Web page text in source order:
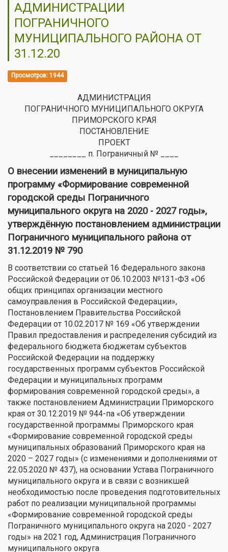
АДМИНИСТРАЦИИ
ПОГРАНИЧНОГО
МУНИЦИПАЛЬНОГО РАЙОНА ОТ
31.12.20
Просмотров: 1944
АДМИНИСТРАЦИЯ
ПОГРАНИЧНОГО МУНИЦИПАЛЬНОГО ОКРУГА
ПРИМОРСКОГО КРАЯ
ПОСТАНОВЛЕНИЕ
ПРОЕКТ
________ п. Пограничный № ____
О внесении изменений в муниципальную
программу «Формирование современной
городской среды Пограничного
муниципального округа на 2020 - 2027 годы»,
утверждённую постановлением администрации
Пограничного муниципального района от
31.12.2019 № 790
В соответствии со статьей 16 Федерального закона
Российской Федерации от 06.10.2003 №131-ФЗ «Об
общих принципах организации местного
самоуправления в Российской Федерации»,
Постановлением Правительства Российской
Федерации от 10.02.2017 № 169 «Об утверждении
Правил предоставления и распределения субсидий из
федерального бюджета бюджетам субъектов
Российской Федерации на поддержку
государственных программ субъектов Российской
Федерации и муниципальных программ
формирования современной городской среды», а
также постановлением Администрации Приморского
края от 30.12.2019 № 944-па «Об утверждении
государственной программы Приморского края
«Формирование современной городской среды
муниципальных образований Приморского края на
2020 – 2027 годы» (с изменениями и дополнениями от
22.05.2020 № 437), на основании Устава Пограничного
муниципального округа и в связи с возникшей
необходимостью после проведения подготовительных
работ по реализации муниципальной программы
«Формирование современной городской среды
Пограничного муниципального округа на 2020 - 2027
годы» на 2021 год, Администрация Пограничного
муниципального округа